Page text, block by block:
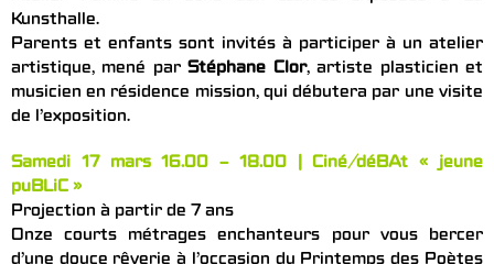
Kunsthalle.
Parents et enfants sont invités à participer à un atelier
artistique, mené parStéphane Clor, artiste plasticien et
musicien en résidence mission, qui débutera par une visite
de l’exposition.
Samedi 17 mars 16.00 – 18.00 | Ciné/déBAt « jeune
puBLiC »
Projection à partir de 7 ans
Onze courts métrages enchanteurs pour vous bercer
d’une douce rêverie à l’occasion du Printemps des Poètes